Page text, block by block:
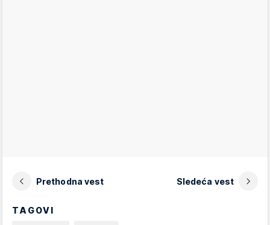
Prethodna vest Sledeća vest
TAGOVI